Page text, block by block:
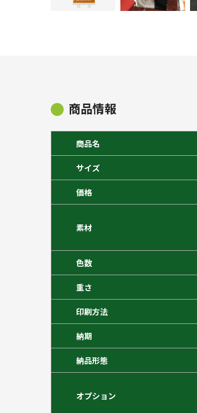
商品情報
商品名
サイズ
価格
素材
色数
重さ
印刷方法
納期
納品形態
オプション